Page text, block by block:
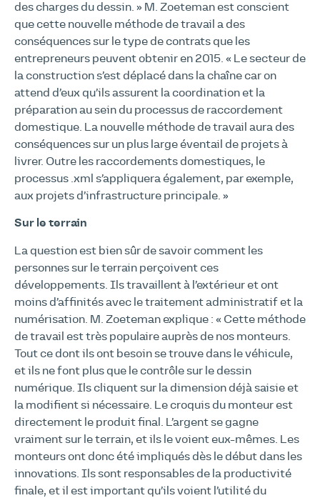
des charges du dessin. » M. Zoeteman est conscient
que cette nouvelle méthode de travail a des
conséquences sur le type de contrats que les
entrepreneurs peuvent obtenir en 2015. « Le secteur de
la construction s’est déplacé dans la chaîne car on
attend d’eux qu’ils assurent la coordination et la
préparation au sein du processus de raccordement
domestique. La nouvelle méthode de travail aura des
conséquences sur un plus large éventail de projets à
livrer. Outre les raccordements domestiques, le
processus .xml s’appliquera également, par exemple,
aux projets d’infrastructure principale. »
Sur le terrain
La question est bien sûr de savoir comment les
personnes sur le terrain perçoivent ces
développements. Ils travaillent à l’extérieur et ont
moins d’affinités avec le traitement administratif et la
numérisation. M. Zoeteman explique : « Cette méthode
de travail est très populaire auprès de nos monteurs.
Tout ce dont ils ont besoin se trouve dans le véhicule,
et ils ne font plus que le contrôle sur le dessin
numérique. Ils cliquent sur la dimension déjà saisie et
la modifient si nécessaire. Le croquis du monteur est
directement le produit final. L’argent se gagne
vraiment sur le terrain, et ils le voient eux-mêmes. Les
monteurs ont donc été impliqués dès le début dans les
innovations. Ils sont responsables de la productivité
finale, et il est important qu’ils voient l’utilité du